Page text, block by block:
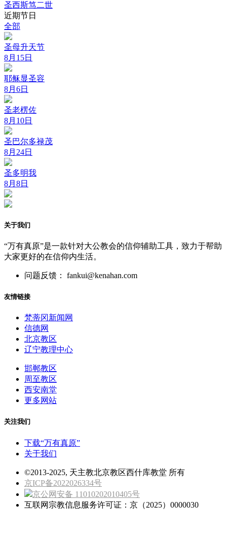
圣西斯笃二世
近期节日
全部
圣母升天节
8月15日
耶稣显圣容
8月6日
圣老楞佐
8月10日
圣巴尔多禄茂
8月24日
圣多明我
8月8日
关于我们
“万有真原”是一款针对大公教会的信仰辅助工具，致力于帮助
大家更好的在信仰内生活。
问题反馈： fankui@kenahan.com
友情链接
梵蒂冈新闻网
信德网
北京教区
辽宁教理中心
邯郸教区
周至教区
西安南堂
更多网站
关注我们
下载“万有真原”
关于我们
©2013-2025, 天主教北京教区西什库教堂 所有
京ICP备2022026334号
京公网安备 11010202010405号
互联网宗教信息服务许可证：京（2025）0000030